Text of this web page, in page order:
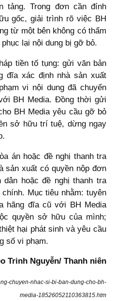
tảng. Trong đơn cần đính
gốc, giải trình rõ việc BH
từ một bên không có thẩm
lại nội dung bị gỡ bỏ.
tiền tố tụng: gửi văn bản
đĩa xác định nhà sản xuất
vi nội dung đã chuyển
BH Media. Đồng thời gửi
BH Media yêu cầu gỡ bỏ
sở hữu trí tuệ, dừng ngay
án hoặc đề nghị thanh tra
sản xuất có quyền nộp đơn
hoặc đề nghị thanh tra
Mục tiêu nhằm: tuyên
hãng đĩa cũ với BH Media
quyền sở hữu của mình;
hại phát sinh và yêu cầu
số vi phạm.
Trinh Nguyễn/ Thanh niên
chuyen-nhac-si-bi-ban-dung-cho-bh-
media-18526052110363815.htm